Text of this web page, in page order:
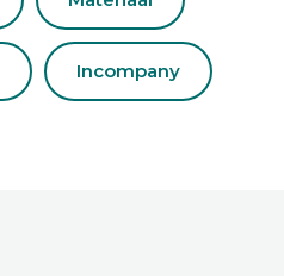
Incompany